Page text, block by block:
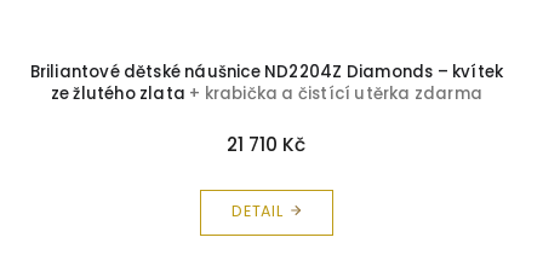
Briliantové dětské náušnice ND2204Z Diamonds – kvítek
ze žlutého zlata + krabička a čistící utěrka zdarma
21 710 Kč
DETAIL